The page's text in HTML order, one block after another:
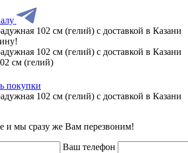
см (гелий)
покупки
и мы сразу же Вам перезвоним!
Ваш телефон